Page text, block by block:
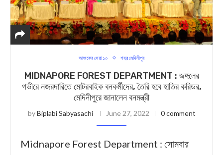
আজকের সেরা ১০ শহর মেদিনীপুর
MIDNAPORE FOREST DEPARTMENT : জঙ্গলের
গভীরে নজরদারিতে মোটরবাইক বনকর্মীদের, তৈরি হবে হাতির করিডর,
মেদিনীপুরে জানালেন বনমন্ত্রী
byBiplabi Sabyasachi June 27, 2022 0 comment
Midnapore Forest Department : সোমবার